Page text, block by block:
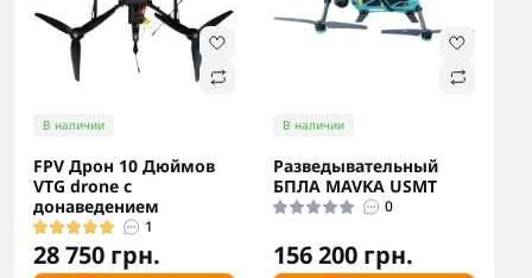
В наличии
FPV Дрон 10 Дюймов
VTG drone с
донаведением
1
28 750 грн.
В наличии
Разведывательный
БПЛА MAVKA USMT
0
156 200 грн.